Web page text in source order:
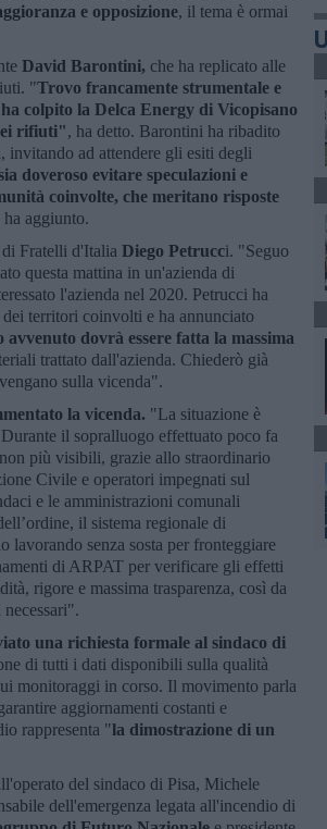
e opposizione, il tema è ormai
David Barontini, che ha replicato alle
"Trovo francamente strumentale e
colpito la Delca Energy di Vicopisano
rifiuti", ha detto. Barontini ha ribadito
invitando ad attendere gli esiti degli
doveroso evitare speculazioni e
coinvolte, che meritano risposte
ha aggiunto.
Fratelli d'Italia Diego Petrucci. "Seguo
questa mattina in un'azienda di
l'azienda nel 2020. Petrucci ha
territori coinvolti e ha annunciato
dovrà essere fatta la massima
trattato dall'azienda. Chiederò già
sulla vicenda".
la vicenda. "La situazione è
il sopralluogo effettuato poco fa
più visibili, grazie allo straordinario
Civile e operatori impegnati sul
e le amministrazioni comunali
il sistema regionale di
lavorando senza sosta per fronteggiare
di ARPAT per verificare gli effetti
rigore e massima trasparenza, così da
una richiesta formale al sindaco di
di tutti i dati disponibili sulla qualità
monitoraggi in corso. Il movimento parla
aggiornamenti costanti e
rappresenta "la dimostrazione di un
del sindaco di Pisa, Michele
dell'emergenza legata all'incendio di